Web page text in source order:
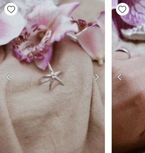
Add wishlist